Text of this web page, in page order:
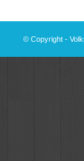
© Copyright -